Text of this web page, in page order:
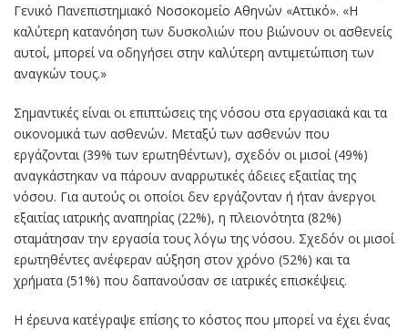
Γενικό Πανεπιστημιακό Νοσοκομείο Αθηνών «Αττικό». «Η
καλύτερη κατανόηση των δυσκολιών που βιώνουν οι ασθενείς
αυτοί, μπορεί να οδηγήσει στην καλύτερη αντιμετώπιση των
αναγκών τους.»
Σημαντικές είναι οι επιπτώσεις της νόσου στα εργασιακά και τα
οικονομικά των ασθενών. Μεταξύ των ασθενών που
εργάζονται (39% των ερωτηθέντων), σχεδόν οι μισοί (49%)
αναγκάστηκαν να πάρουν αναρρωτικές άδειες εξαιτίας της
νόσου. Για αυτούς οι οποίοι δεν εργάζονταν ή ήταν άνεργοι
εξαιτίας ιατρικής αναπηρίας (22%), η πλειονότητα (82%)
σταμάτησαν την εργασία τους λόγω της νόσου. Σχεδόν οι μισοί
ερωτηθέντες ανέφεραν αύξηση στον χρόνο (52%) και τα
χρήματα (51%) που δαπανούσαν σε ιατρικές επισκέψεις.
Η έρευνα κατέγραψε επίσης το κόστος που μπορεί να έχει ένας